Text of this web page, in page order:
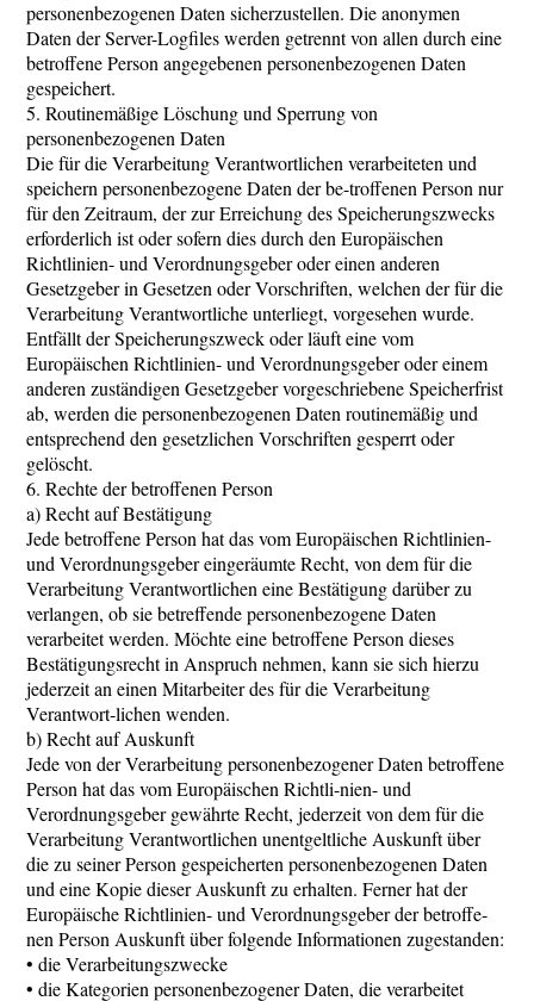
personenbezogenen Daten sicherzustellen. Die anonymen
Daten der Server-Logfiles werden getrennt von allen durch eine
betroffene Person angegebenen personenbezogenen Daten
gespeichert.
5. Routinemäßige Löschung und Sperrung von
personenbezogenen Daten
Die für die Verarbeitung Verantwortlichen verarbeiteten und
speichern personenbezogene Daten der be-troffenen Person nur
für den Zeitraum, der zur Erreichung des Speicherungszwecks
erforderlich ist oder sofern dies durch den Europäischen
Richtlinien- und Verordnungsgeber oder einen anderen
Gesetzgeber in Gesetzen oder Vorschriften, welchen der für die
Verarbeitung Verantwortliche unterliegt, vorgesehen wurde.
Entfällt der Speicherungszweck oder läuft eine vom
Europäischen Richtlinien- und Verordnungsgeber oder einem
anderen zuständigen Gesetzgeber vorgeschriebene Speicherfrist
ab, werden die personenbezogenen Daten routinemäßig und
entsprechend den gesetzlichen Vorschriften gesperrt oder
gelöscht.
6. Rechte der betroffenen Person
a) Recht auf Bestätigung
Jede betroffene Person hat das vom Europäischen Richtlinien-
und Verordnungsgeber eingeräumte Recht, von dem für die
Verarbeitung Verantwortlichen eine Bestätigung darüber zu
verlangen, ob sie betreffende personenbezogene Daten
verarbeitet werden. Möchte eine betroffene Person dieses
Bestätigungsrecht in Anspruch nehmen, kann sie sich hierzu
jederzeit an einen Mitarbeiter des für die Verarbeitung
Verantwort-lichen wenden.
b) Recht auf Auskunft
Jede von der Verarbeitung personenbezogener Daten betroffene
Person hat das vom Europäischen Richtli-nien- und
Verordnungsgeber gewährte Recht, jederzeit von dem für die
Verarbeitung Verantwortlichen unentgeltliche Auskunft über
die zu seiner Person gespeicherten personenbezogenen Daten
und eine Kopie dieser Auskunft zu erhalten. Ferner hat der
Europäische Richtlinien- und Verordnungsgeber der betroffe-
nen Person Auskunft über folgende Informationen zugestanden:
• die Verarbeitungszwecke
• die Kategorien personenbezogener Daten, die verarbeitet